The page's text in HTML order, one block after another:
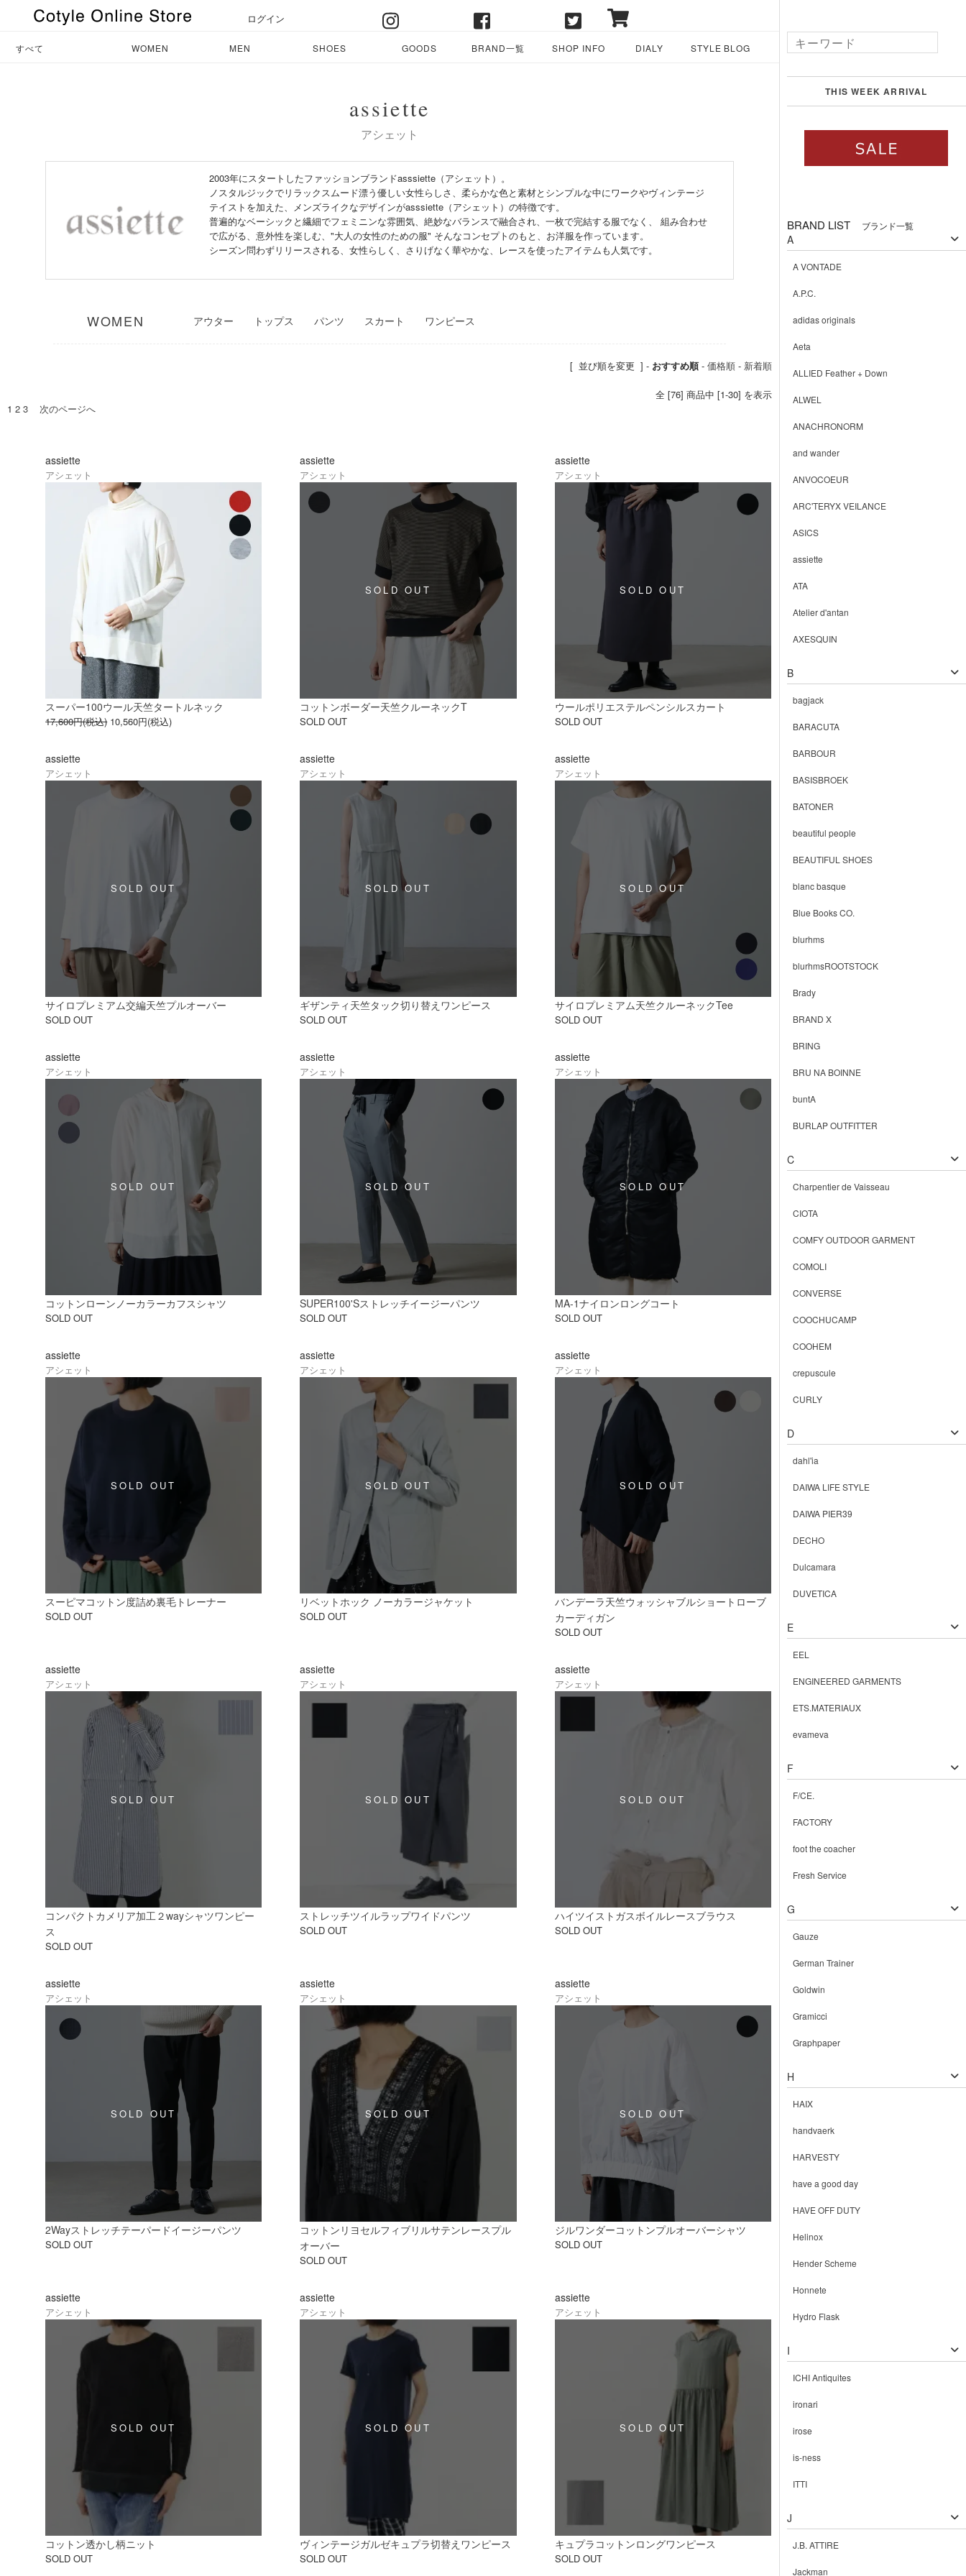
ログイン
すべて WOMEN MEN SHOES GOODS BRAND一覧 SHOP INFO DIALY STYLE BLOG
assiette
アシェット
2003年にスタートしたファッションブランドasssiette（アシェット）。
ノスタルジックでリラックスムード漂う優しい女性らしさ、柔らかな色と素材とシンプルな中にワークやヴィンテージ
テイストを加えた、メンズライクなデザインがasssiette（アシェット）の特徴です。
普遍的なベーシックと繊細でフェミニンな雰囲気、絶妙なバランスで融合され、一枚で完結する服でなく、 組み合わせ
で広がる、意外性を楽しむ、"大人の女性のための服" そんなコンセプトのもと、お洋服を作っています。
シーズン問わずリリースされる、女性らしく、さりげなく華やかな、レースを使ったアイテムも人気です。
WOMEN アウター トップス パンツ スカート ワンピース
[ 並び順を変更 ] - おすすめ順- 価格順 - 新着順
全 [76] 商品中 [1-30] を表示
1 2 3 次のページへ
assiette
アシェット
スーパー100ウール天竺タートルネック
17,600円(税込) 10,560円(税込)
assiette
アシェット
コットンボーダー天竺クルーネックT
SOLD OUT
assiette
アシェット
ウールポリエステルペンシルスカート
SOLD OUT
assiette
アシェット
サイロプレミアム交編天竺プルオーバー
SOLD OUT
assiette
アシェット
ギザンティ天竺タック切り替えワンピース
SOLD OUT
assiette
アシェット
サイロプレミアム天竺クルーネックTee
SOLD OUT
assiette
アシェット
コットンローンノーカラーカフスシャツ
SOLD OUT
assiette
アシェット
SUPER100'Sストレッチイージーパンツ
SOLD OUT
assiette
アシェット
MA-1ナイロンロングコート
SOLD OUT
assiette
アシェット
スーピマコットン度詰め裏毛トレーナー
SOLD OUT
assiette
アシェット
リベットホック ノーカラージャケット
SOLD OUT
assiette
アシェット
バンデーラ天竺ウォッシャブルショートローブ
カーディガン
SOLD OUT
assiette
アシェット
コンパクトカメリア加工２wayシャツワンピー
ス
SOLD OUT
assiette
アシェット
ストレッチツイルラップワイドパンツ
SOLD OUT
assiette
アシェット
ハイツイストガスボイルレースブラウス
SOLD OUT
assiette
アシェット
2Wayストレッチテーパードイージーパンツ
SOLD OUT
assiette
アシェット
コットンリヨセルフィブリルサテンレースプル
オーバー
SOLD OUT
assiette
アシェット
ジルワンダーコットンプルオーバーシャツ
SOLD OUT
assiette
アシェット
コットン透かし柄ニット
SOLD OUT
assiette
アシェット
ヴィンテージガルゼキュプラ切替えワンピース
SOLD OUT
assiette
アシェット
キュプラコットンロングワンピース
SOLD OUT
THIS WEEK ARRIVAL
BRAND LIST ブランド一覧
A
A VONTADE
A.P.C.
adidas originals
Aeta
ALLIED Feather + Down
ALWEL
ANACHRONORM
and wander
ANVOCOEUR
ARC'TERYX VEILANCE
ASICS
assiette
ATA
Atelier d'antan
AXESQUIN
B
bagjack
BARACUTA
BARBOUR
BASISBROEK
BATONER
beautiful people
BEAUTIFUL SHOES
blanc basque
Blue Books CO.
blurhms
blurhmsROOTSTOCK
Brady
BRAND X
BRING
BRU NA BOINNE
buntA
BURLAP OUTFITTER
C
Charpentier de Vaisseau
CIOTA
COMFY OUTDOOR GARMENT
COMOLI
CONVERSE
COOCHUCAMP
COOHEM
crepuscule
CURLY
D
dahl'ia
DAIWA LIFE STYLE
DAIWA PIER39
DECHO
Dulcamara
DUVETICA
E
EEL
ENGINEERED GARMENTS
ETS.MATERIAUX
evameva
F
F/CE.
FACTORY
foot the coacher
Fresh Service
G
Gauze
German Trainer
Goldwin
Gramicci
Graphpaper
H
HAIX
handvaerk
HARVESTY
have a good day
HAVE OFF DUTY
Helinox
Hender Scheme
Honnete
Hydro Flask
I
ICHI Antiquites
ironari
irose
is-ness
ITTI
J
J.B. ATTIRE
Jackman